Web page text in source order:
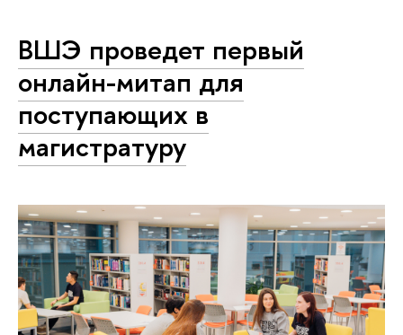
ВШЭ проведет первый
онлайн-митап для
поступающих в
магистратуру